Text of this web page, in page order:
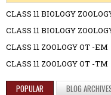
CLASS 11 BIOLOGY
CLASS 11 BIOLOGY
CLASS 11 ZOOLOGY OT -EM
CLASS 11 ZOOLOGY OT -TM
POPULAR BLOG